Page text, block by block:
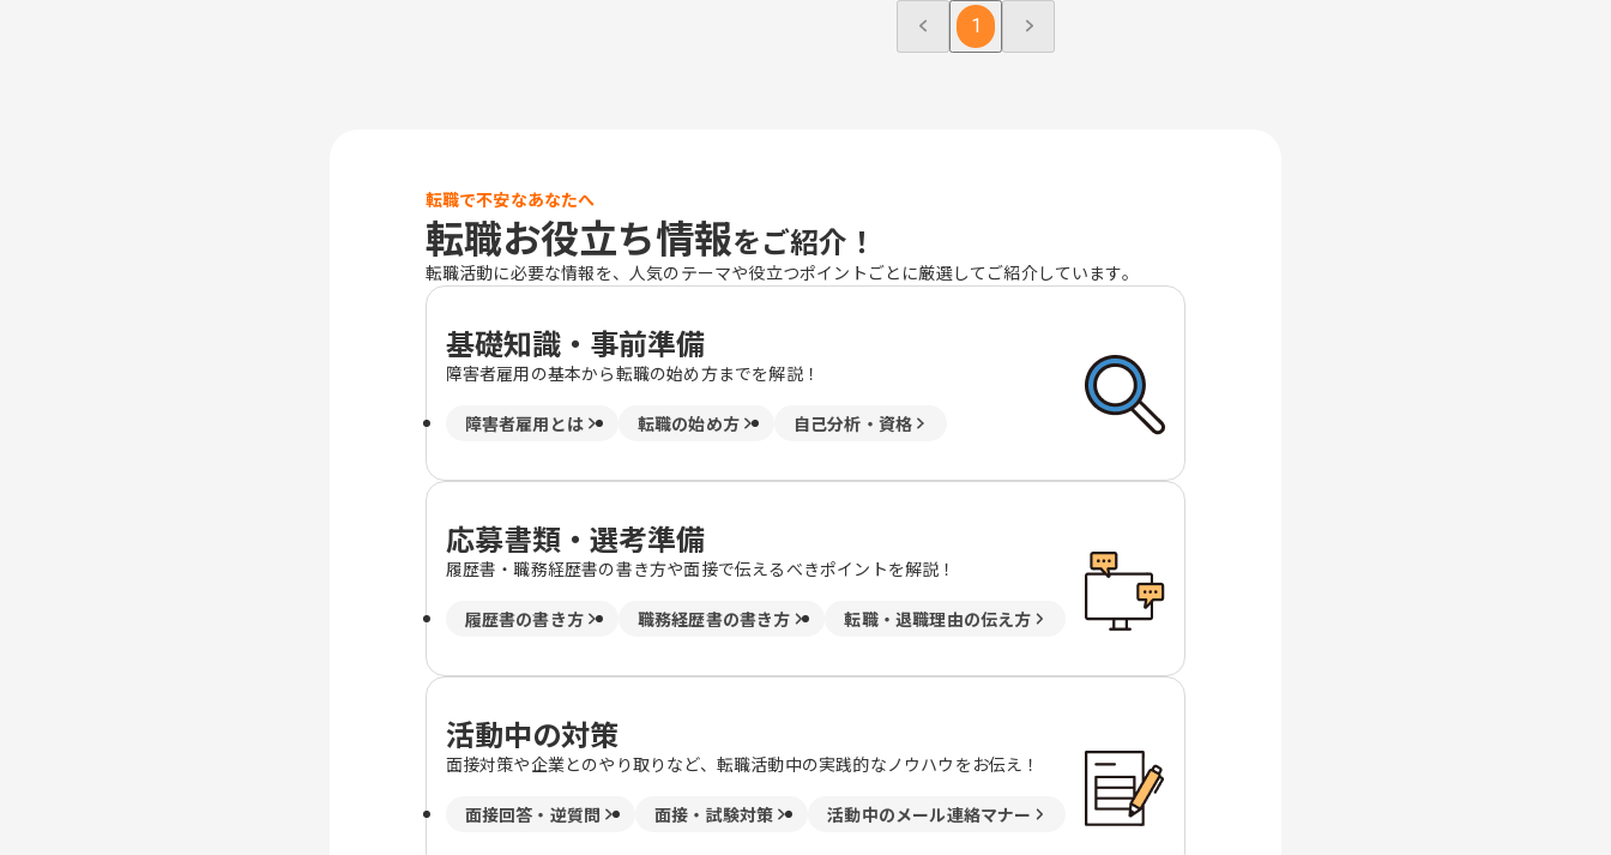
1
転職で不安なあなたへ
転職お役立ち情報をご紹介！
転職活動に必要な情報を、人気のテーマや役立つポイントごとに厳選してご紹介しています。
基礎知識・事前準備
障害者雇用の基本から転職の始め方までを解説！
障害者雇用とは 転職の始め方 自己分析・資格
応募書類・選考準備
履歴書・職務経歴書の書き方や面接で伝えるべきポイントを解説！
履歴書の書き方 職務経歴書の書き方 転職・退職理由の伝え方
活動中の対策
面接対策や企業とのやり取りなど、転職活動中の実践的なノウハウをお伝え！
面接回答・逆質問 面接・試験対策 活動中のメール連絡マナー